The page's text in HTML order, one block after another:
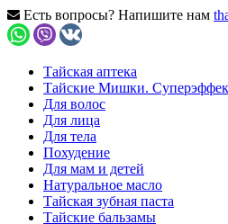
Есть вопросы? Напишите нам
Тайская аптека
Тайские Мишки.
Для волос
Для лица
Для тела
Похудение
Для мам и детей
Натуральное масло
Тайская зубная паста
Тайские бальзамы